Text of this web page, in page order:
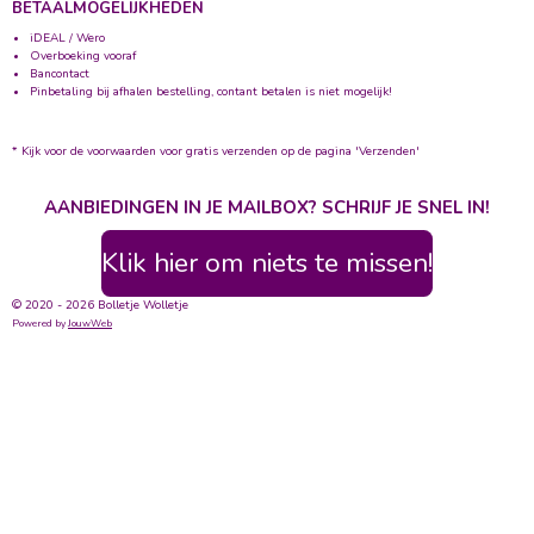
BETAALMOGELIJKHEDEN
iDEAL / Wero
Overboeking vooraf
Bancontact
Pinbetaling bij afhalen bestelling, contant betalen is niet mogelijk!
* Kijk voor de voorwaarden voor gratis verzenden op de pagina 'Verzenden'
AANBIEDINGEN IN JE MAILBOX? SCHRIJF JE SNEL IN!
Klik hier om niets te missen!
© 2020 - 2026 Bolletje Wolletje
Powered byJouwWeb